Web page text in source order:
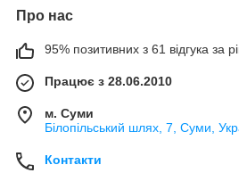
Про нас
95% позитивних з 61 відгука за
Працює з 28.06.2010
м. Суми
Білопільський шлях, 7, Суми,
Контакти